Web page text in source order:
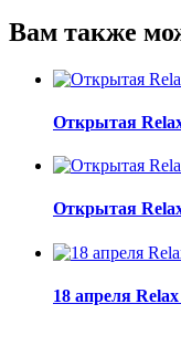
Вам также
Открытая
Открытая
18 апреля